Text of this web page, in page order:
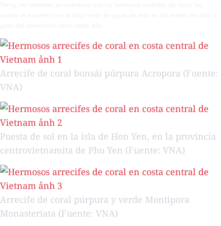
Arrecife de coral bonsái púrpura Acropora (Fuente:
VNA)
Puesta de sol en la isla de Hon Yen, en la provincia
centrovietnamita de Phu Yen (Fuente: VNA)
Arrecife de coral púrpura y verde Montipora
Monasteriata (Fuente: VNA)